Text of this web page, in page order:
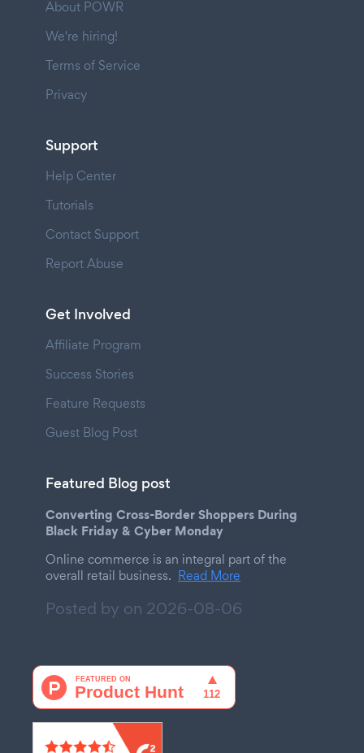
About POWR
We're hiring!
Terms of Service
Privacy
Support
Help Center
Tutorials
Contact Support
Report Abuse
Get Involved
Affiliate Program
Success Stories
Feature Requests
Guest Blog Post
Featured Blog post
Converting Cross-Border Shoppers During
Black Friday & Cyber Monday
Online commerce is an integral part of the
overall retail business. Read More
Posted by on 2026-08-06